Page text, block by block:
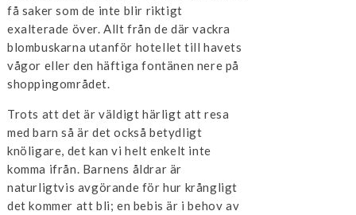
få saker som de inte blir riktigt
exalterade över. Allt från de där vackra
blombuskarna utanför hotellet till havets
vågor eller den häftiga fontänen nere på
shoppingområdet.
Trots att det är väldigt härligt att resa
med barn så är det också betydligt
knöligare, det kan vi helt enkelt inte
komma ifrån. Barnens åldrar är
naturligtvis avgörande för hur krångligt
det kommer att bli; en bebis är i behov av